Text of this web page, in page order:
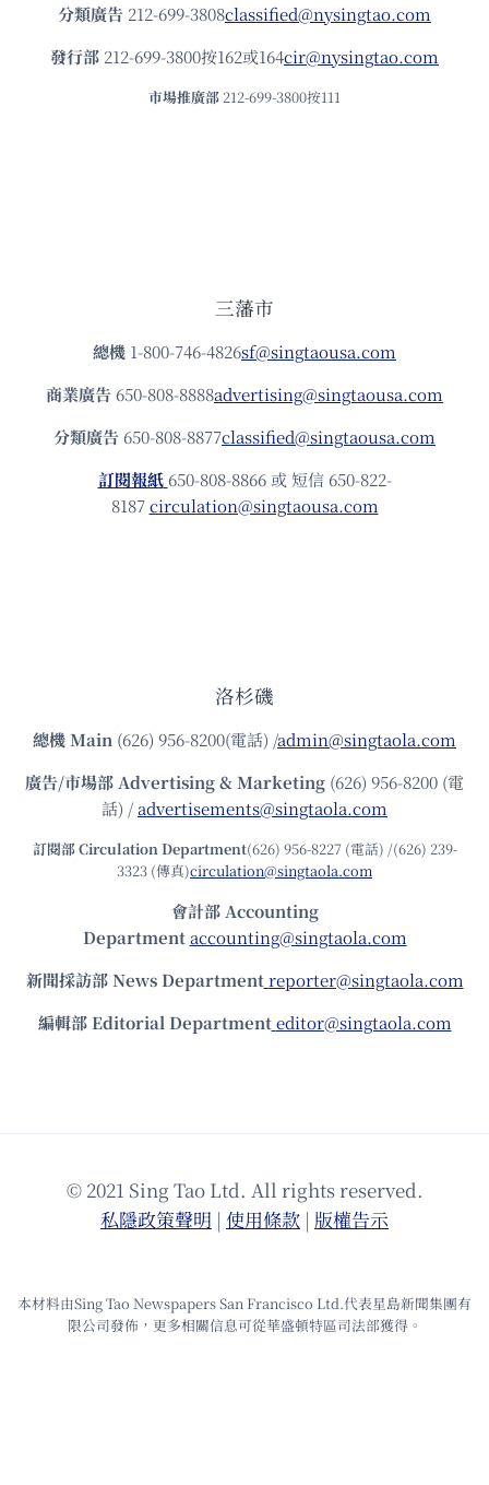
分類廣告 212-699-3808classified@nysingtao.com
發⾏部 212-699-3800按162或164cir@nysingtao.com
市場推廣部 212-699-3800按111
三藩市
總機 1-800-746-4826sf@singtaousa.com
商業廣告 650-808-8888advertising@singtaousa.com
分類廣告 650-808-8877classified@singtaousa.com
訂閱報紙 650-808-8866 或 短信 650-822-
8187circulation@singtaousa.com
洛杉磯
總機Main (626) 956-8200(電話) /admin@singtaola.com
廣告/市場部Advertising & Marketing (626) 956-8200 (電
話) /advertisements@singtaola.com
訂閱部 Circulation Department(626) 956-8227 (電話) /(626) 239-
3323 (傳真)circulation@singtaola.com
會計部 Accounting
Department accounting@singtaola.com
新聞採訪部 News Department reporter@singtaola.com
編輯部 Editorial Department editor@singtaola.com
© 2021 Sing Tao Ltd. All rights reserved.
私隱政策聲明 | 使⽤條款 | 版權告⽰
本材料由Sing Tao Newspapers San Francisco Ltd.代表星島新聞集團有
限公司發佈，更多相關信息可從華盛頓特區司法部獲得。